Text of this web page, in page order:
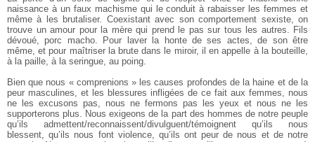
naissance à un faux machisme qui le conduit à rabaisser les femmes et
même à les brutaliser. Coexistant avec son comportement sexiste, on
trouve un amour pour la mère qui prend le pas sur tous les autres. Fils
dévoué, porc macho. Pour laver la honte de ses actes, de son être
même, et pour maîtriser la brute dans le miroir, il en appelle à la bouteille,
à la paille, à la seringue, au poing.
Bien que nous « comprenions » les causes profondes de la haine et de la
peur masculines, et les blessures infligées de ce fait aux femmes, nous
ne les excusons pas, nous ne fermons pas les yeux et nous ne les
supporterons plus. Nous exigeons de la part des hommes de notre peuple
qu’ils admettent/reconnaissent/divulguent/témoignent qu’ils nous
blessent, qu’ils nous font violence, qu’ils ont peur de nous et de notre